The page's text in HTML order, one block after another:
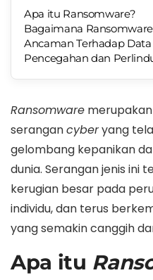
Apa itu Ransomware?
Bagaimana
Ancaman Terhadap
Pencegahan dan
Ransomware
serangancyberyang
gelombang kepanikan
dunia. Serangan jenis ini
kerugian besar pada
individu, dan terus
yang semakin canggih
Apa itu